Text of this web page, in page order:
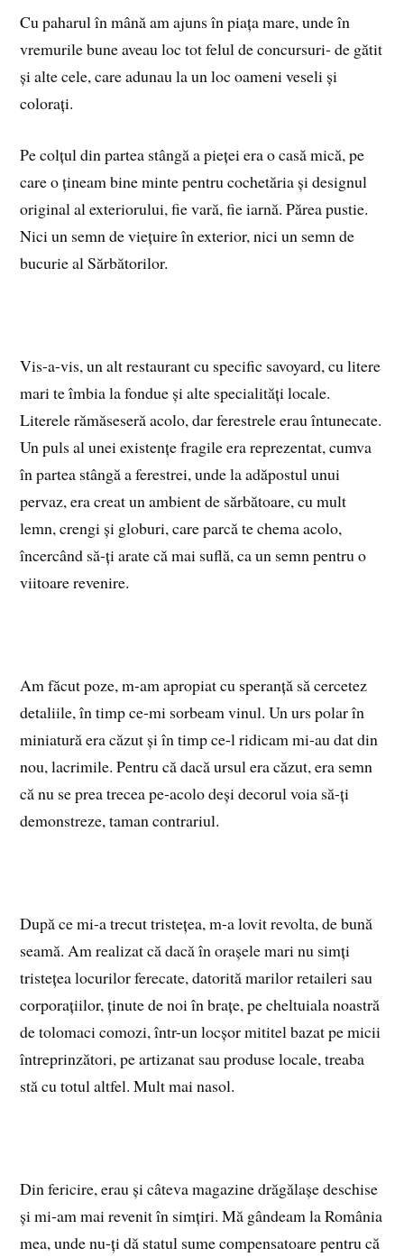
Cu paharul în mână am ajuns în piața mare, unde în
vremurile bune aveau loc tot felul de concursuri- de gătit
și alte cele, care adunau la un loc oameni veseli și
colorați.
Pe colțul din partea stângă a pieței era o casă mică, pe
care o țineam bine minte pentru cochetăria și designul
original al exteriorului, fie vară, fie iarnă. Părea pustie.
Nici un semn de viețuire în exterior, nici un semn de
bucurie al Sărbătorilor.
Vis-a-vis, un alt restaurant cu specific savoyard, cu litere
mari te îmbia la fondue și alte specialități locale.
Literele rămăseseră acolo, dar ferestrele erau întunecate.
Un puls al unei existențe fragile era reprezentat, cumva
în partea stângă a ferestrei, unde la adăpostul unui
pervaz, era creat un ambient de sărbătoare, cu mult
lemn, crengi și globuri, care parcă te chema acolo,
încercând să-ți arate că mai suflă, ca un semn pentru o
viitoare revenire.
Am făcut poze, m-am apropiat cu speranță să cercetez
detaliile, în timp ce-mi sorbeam vinul. Un urs polar în
miniatură era căzut și în timp ce-l ridicam mi-au dat din
nou, lacrimile. Pentru că dacă ursul era căzut, era semn
că nu se prea trecea pe-acolo deși decorul voia să-ți
demonstreze, taman contrariul.
După ce mi-a trecut tristețea, m-a lovit revolta, de bună
seamă. Am realizat că dacă în orașele mari nu simți
tristețea locurilor ferecate, datorită marilor retaileri sau
corporațiilor, ținute de noi în brațe, pe cheltuiala noastră
de tolomaci comozi, într-un locșor mititel bazat pe micii
întreprinzători, pe artizanat sau produse locale, treaba
stă cu totul altfel. Mult mai nasol.
Din fericire, erau și câteva magazine drăgălașe deschise
și mi-am mai revenit în simțiri. Mă gândeam la România
mea, unde nu-ți dă statul sume compensatoare pentru că